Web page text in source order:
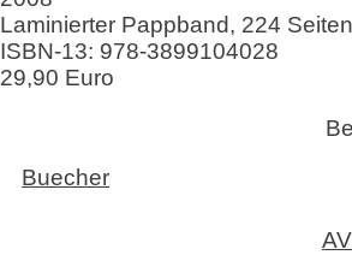
Laminierter Pappband, 224 Seiten
ISBN-13: 978-3899104028
29,90 Euro
Buecher